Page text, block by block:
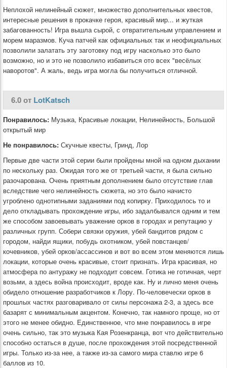
Неплохой нелинейный сюжет, множество дополнительных квестов,
интересные решения в прокачке героя, красивый мир... и жуткая
забагованность! Игра вышла сырой, с отвратительным управлением и
морем маразмов. Куча патчей как официальных так и неофициальных
позволили залатать эту заготовку под игру насколько это было
возможно, но и это не позволило избавиться ото всех "весёлых
наворотов". А жаль, ведь игра могла бы получиться отличной.
6.0 от LotKatsch
Понравилось: Музыка, Красивые локации, Нелинейность, Большой
открытый мир
Не понравилось: Скучные квесты, Гринд, Лор
Первые две части этой серии были пройдены мной на одном дыхании
по нескольку раз. Ожидая того же от третьей части, я была сильно
разочарована. Очень приятным дополнением было отсутствие глав
вследствие чего нелинейность сюжета, но это было начисто
угроблено однотипными заданиями под копирку. Приходилось то и
дело откладывать прохождение игры, ибо задалбывался одним и тем
же способом завоевывать уважение орков в городах и репутацию у
различных групп. Собери связки оружия, убей бандитов рядом с
городом, найди ящики, побудь охотником, убей повстанцев/
кочевников, убей орков/ассассинов и вот во всем этом меняются лишь
локации, которые очень красивые, стоит признать. Игра красивая, но
атмосфера по антуражу не подходит совсем. Готика не готичная, черт
возьми, а здесь война происходит, вроде как. Ну и лично меня очень
обидело отношение разработчиков к Лору. По-человечески орков в
прошлых частях разговаривало от силы персонажа 2-3, а здесь все
базарят с минимальным акцентом. Конечно, так намного проще, но от
этого не менее обидно. Единственное, что мне понравилось в игре
очень сильно, так это музыка Кая Розенкранца, вот что действительно
способно остаться в душе, после прохождения этой посредственной
игры. Только из-за нее, а также из-за самого мира ставлю игре 6
баллов из 10.